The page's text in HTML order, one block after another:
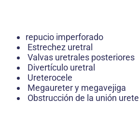
repucio imperforado
Estrechez uretral
Valvas uretrales posteriores
Divertículo uretral
Ureterocele
Megaureter y megavejiga
Obstrucción de la unión